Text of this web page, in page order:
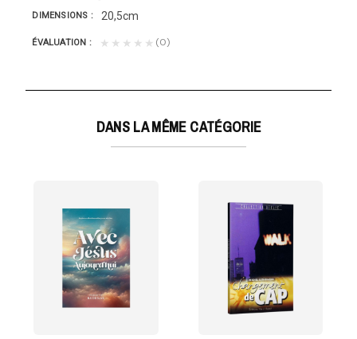
DIMENSIONS 20,5cm
ÉVALUATION ★★★★★ (0)
DANS LA MÊME CATÉGORIE
Galates et Actes 15. En lisant cet ouvrage,...